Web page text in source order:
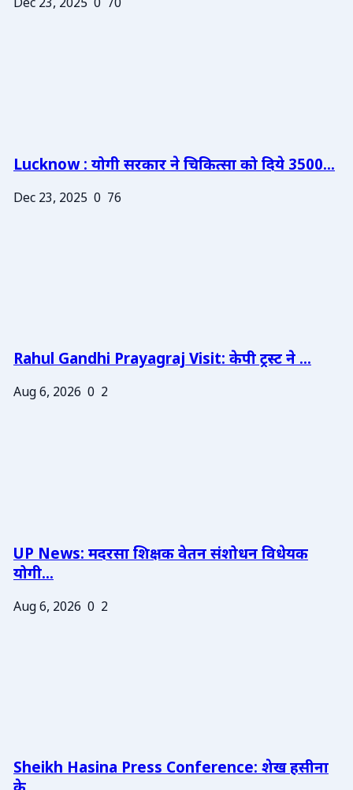
Dec 23, 2025 0 70
Lucknow : योगी सरकार ने चिकित्सा को दिये 3500...
Dec 23, 2025 0 76
Rahul Gandhi Prayagraj Visit: केपी ट्रस्ट ने ...
Aug 6, 2026 0 2
UP News: मदरसा शिक्षक वेतन संशोधन विधेयक
योगी...
Aug 6, 2026 0 2
Sheikh Hasina Press Conference: शेख हसीना